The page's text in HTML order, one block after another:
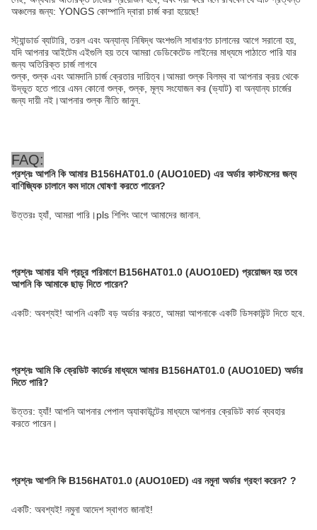
অঞ্চলের জন্য: YONGS কোম্পানি দ্বারা চার্জ করা হয়েছে!
স্ট্যান্ডার্ড ব্যাটারি, তরল এবং অন্যান্য নিষিদ্ধ অংশগুলি সাধারণত চালানের আগে সরানো হয়,
যদি আপনার আইটেম এইগুলি হয় তবে আমরা ডেডিকেটেড লাইনের মাধ্যমে পাঠাতে পারি যার
জন্য অতিরিক্ত চার্জ লাগবে
শুল্ক, শুল্ক এবং আমদানি চার্জ ক্রেতার দায়িত্ব।আমরা শুল্ক বিলম্ব বা আপনার ক্রয় থেকে
উদ্ভূত হতে পারে এমন কোনো শুল্ক, শুল্ক, মূল্য সংযোজন কর (ভ্যাট) বা অন্যান্য চার্জের
জন্য দায়ী নই।আপনার শুল্ক নীতি জানুন.
FAQ:
প্রশ্নঃ আপনি কি আমার B156HAT01.0 (AUO10ED) এর অর্ডার কাস্টমসের জন্য
বাণিজ্যিক চালানে কম দামে ঘোষণা করতে পারেন?
উত্তরঃ হ্যাঁ, আমরা পারি।pls শিপিং আগে আমাদের জানান.
প্রশ্নঃ আমার যদি প্রচুর পরিমাণে B156HAT01.0 (AUO10ED) প্রয়োজন হয় তবে
আপনি কি আমাকে ছাড় দিতে পারেন?
একটি: অবশ্যই! আপনি একটি বড় অর্ডার করতে, আমরা আপনাকে একটি ডিসকাউন্ট দিতে হবে.
প্রশ্নঃ আমি কি ক্রেডিট কার্ডের মাধ্যমে আমার B156HAT01.0 (AUO10ED) অর্ডার
দিতে পারি?
উত্তর: হ্যাঁ! আপনি আপনার পেপাল অ্যাকাউন্টের মাধ্যমে আপনার ক্রেডিট কার্ড ব্যবহার
করতে পারেন।
প্রশ্নঃ আপনি কি B156HAT01.0 (AUO10ED) এর নমুনা অর্ডার গ্রহণ করেন? ?
একটি: অবশ্যই! নমুনা আদেশ স্বাগত জানাই!